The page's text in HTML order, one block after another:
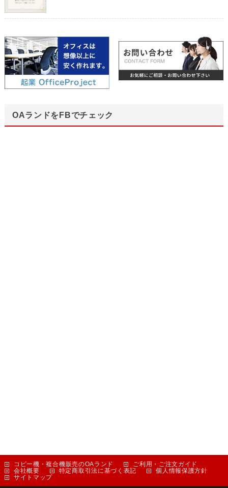
OAランドをFBでチェック
コピー機・複合機販売のOAランド
ご利用・ご注文ガイド
会社概要
特定商取引法に基づく表記
個人情報保護方針
サイトマップ